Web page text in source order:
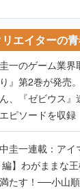
エイターの
一のゲーム業
』第2巻が発売
、『ゼビウス
ピソードを収録
圭一連載：アイマ
】わがままな
たす！──小山順